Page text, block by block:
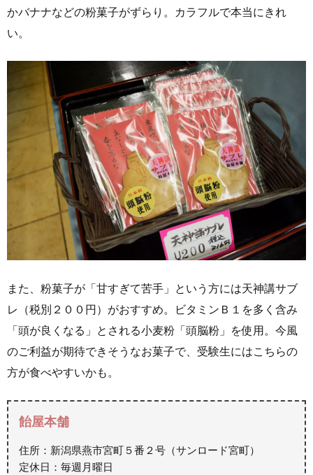
かバナナなどの粉菓子がずらり。カラフルで本当にきれ
い。
また、粉菓子が「甘すぎて苦手」という方には天神講サブ
レ（税別２００円）がおすすめ。ビタミンＢ１を多く含み
「頭が良くなる」とされる小麦粉「頭脳粉」を使用。今風
のご利益が期待できそうなお菓子で、受験生にはこちらの
方が食べやすいかも。
飴屋本舗
住所：新潟県燕市宮町５番２号（サンロード宮町）
定休日：毎週月曜日